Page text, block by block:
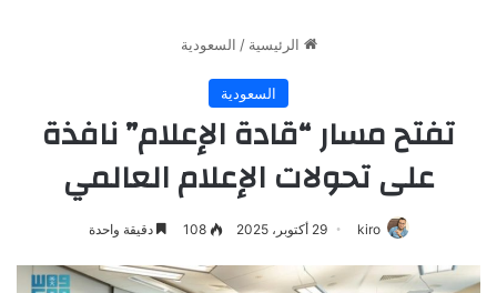
الرئيسية / السعودية
السعودية
تفتح مسار “قادة الإعلام” نافذة
على تحولات الإعلام العالمي
kiro 29 أكتوبر، 2025 108 دقيقة واحدة